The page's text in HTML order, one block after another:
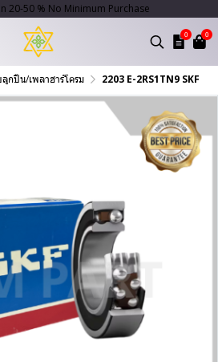
20-50 % No Minimum Purchase
0 0
กปืน/เพลาฮาร์โครม 2203 E-2RS1TN9 SKF